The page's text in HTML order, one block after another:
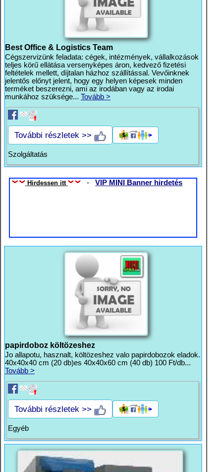
Best Office & Logistics Team
Cégszervizünk feladata: cégek, intézmények, vállalkozások
teljes körű ellátása versenyképes áron, kedvező fizetési
feltételek mellett, díjtalan házhoz szállítással. Vevőinknek
jelentős előnyt jelent, hogy egy helyen képesek minden
terméket beszerezni, ami az irodában vagy az irodai
munkához szüksége... Tovább >
További részletek >>
Szolgáltatás
Hirdessen itt -VIP MINI Banner hirdetés
papirdoboz költözeshez
Jo allapotu, hasznalt, költözeshez valo papirdobozok eladok.
40x40x40 cm (20 db)es 40x40x60 cm (40 db) 100 Ft/db...
Tovább >
További részletek >>
Egyéb